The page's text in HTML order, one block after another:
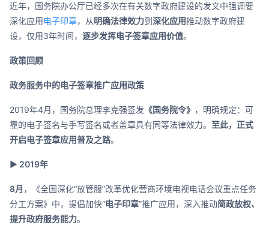
近年，国务院办公厅已经多次在有关数字政府建设的发文中强调要
深化应用电子印章，从明确法律效力到 深化应用推动数字政府建
设，仅用3年时间， 逐步发挥电子签章应用价值。
政策回顾
政务服务中的电子签章推广应用政策
2019年4月，国务院总理李克强签发 《国务院令》 ，明确规定：可
靠的电子签名与手写签名或者盖章具有同等法律效力。 至此，正式
开启电子签章应用普及之路。
▶ 2019年
8月 ，《全国深化“放管服”改革优化营商环境电视电话会议重点任务
分工方案》中，提倡加快“电子印章”推广应用，深入推动简政放权、
提升政府服务能力。